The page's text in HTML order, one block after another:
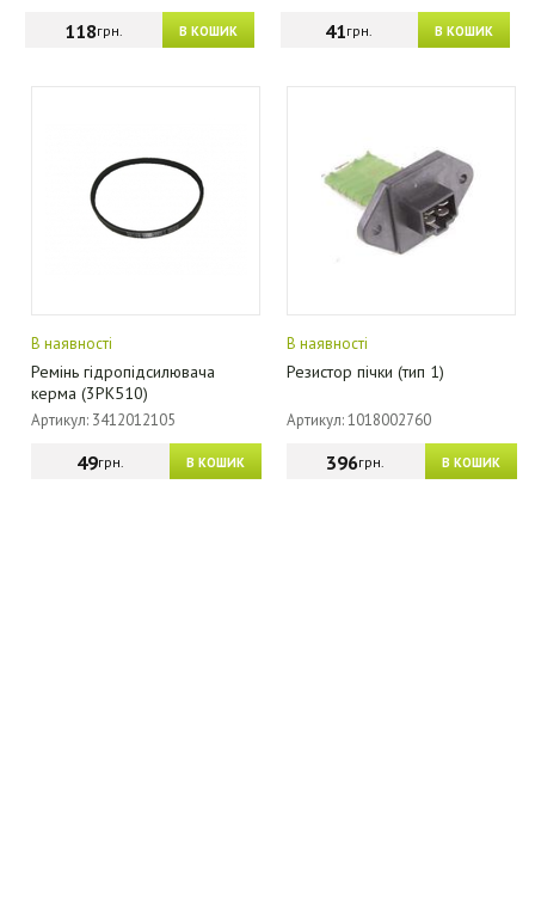
В КОШИК
118грн. В КОШИК
41грн.
В наявності
Ремінь гідропідсилювача
керма (3РК510)
Артикул: 3412012105
В КОШИК
49грн.
В наявності
Резистор пічки (тип 1)
Артикул: 1018002760
В КОШИК
396грн.